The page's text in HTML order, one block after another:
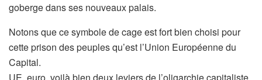
goberge dans ses nouveaux palais.
Notons que ce symbole de cage est fort bien choisi pour
cette prison des peuples qu’est l’Union Européenne du
Capital.